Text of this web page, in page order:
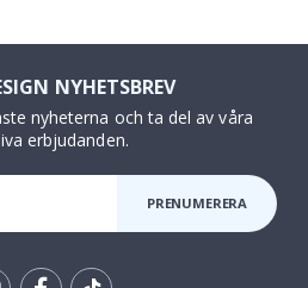
NYHETSBREV
nyheterna och ta del av våra
erbjudanden.
PRENUMERERA